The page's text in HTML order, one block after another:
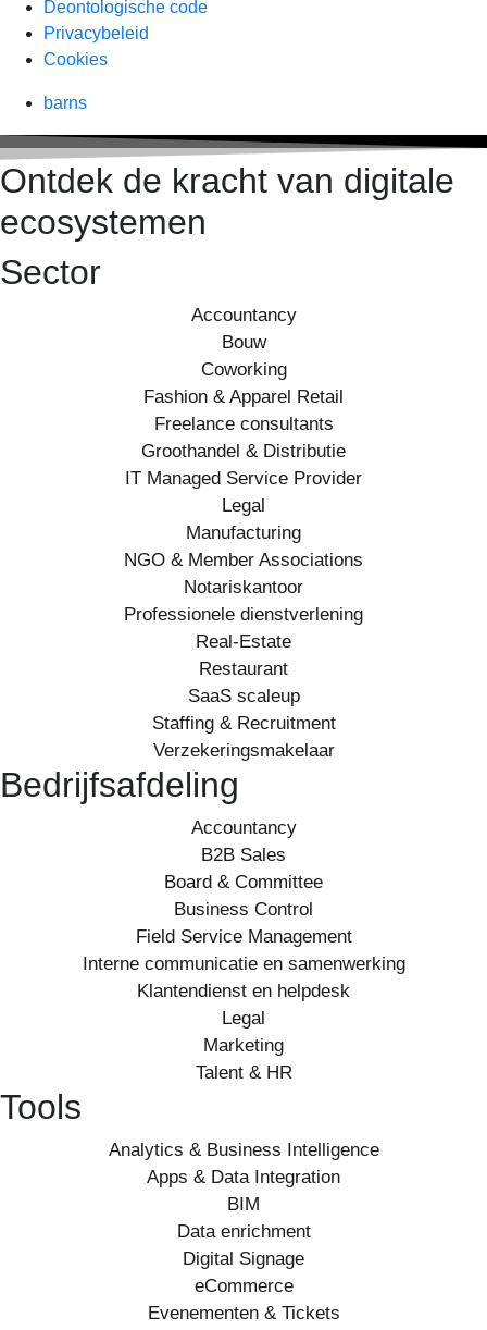
Deontologische code
Privacybeleid
Cookies
barns
Ontdek de kracht van digitale
ecosystemen
Sector
Accountancy
Bouw
Coworking
Fashion & Apparel Retail
Freelance consultants
Groothandel & Distributie
IT Managed Service Provider
Legal
Manufacturing
NGO & Member Associations
Notariskantoor
Professionele dienstverlening
Real-Estate
Restaurant
SaaS scaleup
Staffing & Recruitment
Verzekeringsmakelaar
Bedrijfsafdeling
Accountancy
B2B Sales
Board & Committee
Business Control
Field Service Management
Interne communicatie en samenwerking
Klantendienst en helpdesk
Legal
Marketing
Talent & HR
Tools
Analytics & Business Intelligence
Apps & Data Integration
BIM
Data enrichment
Digital Signage
eCommerce
Evenementen & Tickets